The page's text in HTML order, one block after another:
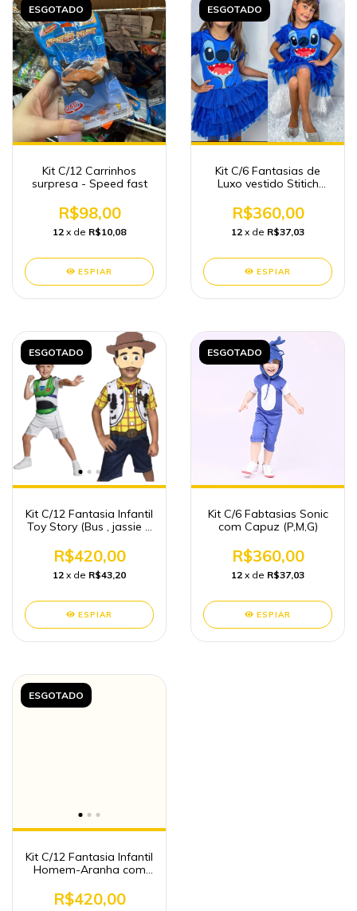
ESGOTADO
Kit C/12 Carrinhos
surpresa - Speed fast
R$98,00
12 x de R$10,08
ESPIAR
ESGOTADO
Kit C/6 Fantasias de
Luxo vestido Stitich
R$360,00
12 x de R$37,03
ESPIAR
ESGOTADO
Kit C/12 Fantasia Infantil
Toy Story (Bus , jassie e
GG)
R$420,00
12 x de R$43,20
ESPIAR
ESGOTADO
Kit C/6 Fabtasias Sonic
com Capuz (P,M,G)
R$360,00
12 x de R$37,03
ESPIAR
ESGOTADO
Kit C/12 Fantasia Infantil
Homem-Aranha com
R$420,00